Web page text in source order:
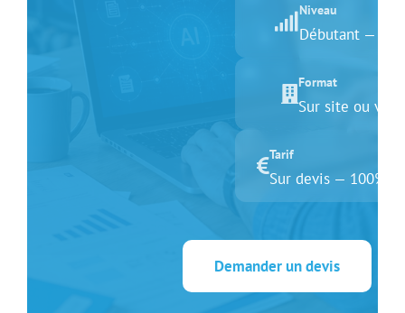
Niveau
Débutant —
Format
Sur site ou
Tarif
Sur devis — 100%
Demander un devis